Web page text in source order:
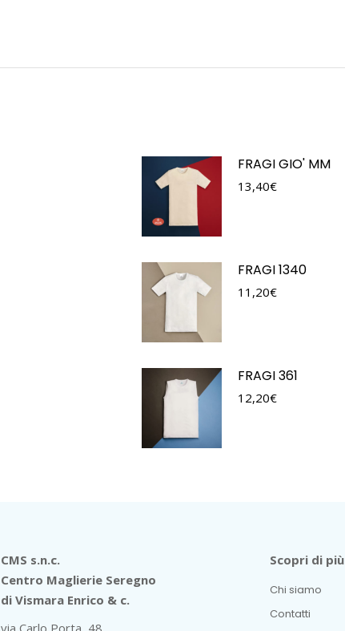
FRAGI GIO' MM
13,40€
FRAGI 1340
11,20€
FRAGI 361
12,20€
CMS s.n.c.
Centro Maglierie Seregno
di Vismara Enrico & c.
via Carlo Porta, 48
Scopri di più
Chi siamo
Contatti